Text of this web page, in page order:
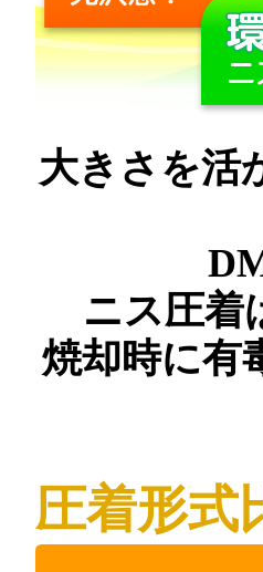
大きさを活
ニス圧着
焼却時に有
圧着形式